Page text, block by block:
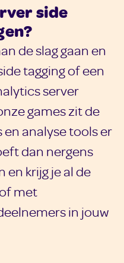
side
de slag gaan en
tagging of een
server
games zit de
analyse tools er
dan nergens
en krijg je al de
met
in jouw